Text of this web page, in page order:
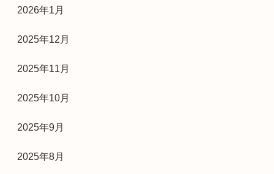
2026年1月
2025年12月
2025年11月
2025年10月
2025年9月
2025年8月